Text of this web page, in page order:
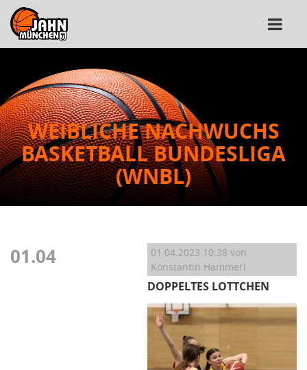
WEIBLICHE NACHWUCHS
BASKETBALL BUNDESLIGA
(WNBL)
01.04 01.04.2023 10:38 von
Konstantin Hammerl
DOPPELTES LOTTCHEN